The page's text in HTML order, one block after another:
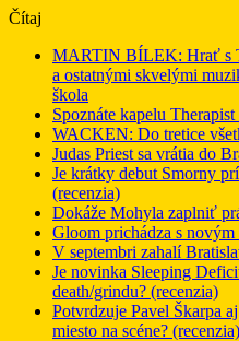
Čítaj
MARTIN BÍLEK: Hrať s
a ostatnými skvelými
škola
Spoznáte kapelu
WACKEN: Do tretice
Judas Priest sa vrátia do
Je krátky debut Smorny
(recenzia)
Dokáže Mohyla zaplniť
Gloom prichádza s
V septembri zahalí
Je novinka Sleeping
death/grindu? (recenzia)
Potvrdzuje Pavel Škarpa
miesto na scéne? (recenzia)